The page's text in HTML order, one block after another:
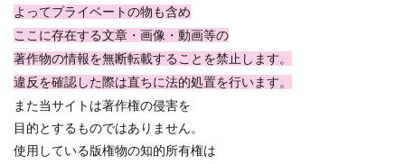
よってプライベートの物も含め
ここに存在する文章・画像・動画等の
著作物の情報を無断転載することを禁止します。
違反を確認した際は直ちに法的処置を行います。
また当サイトは著作権の侵害を
目的とするものではありません。
使用している版権物の知的所有権は